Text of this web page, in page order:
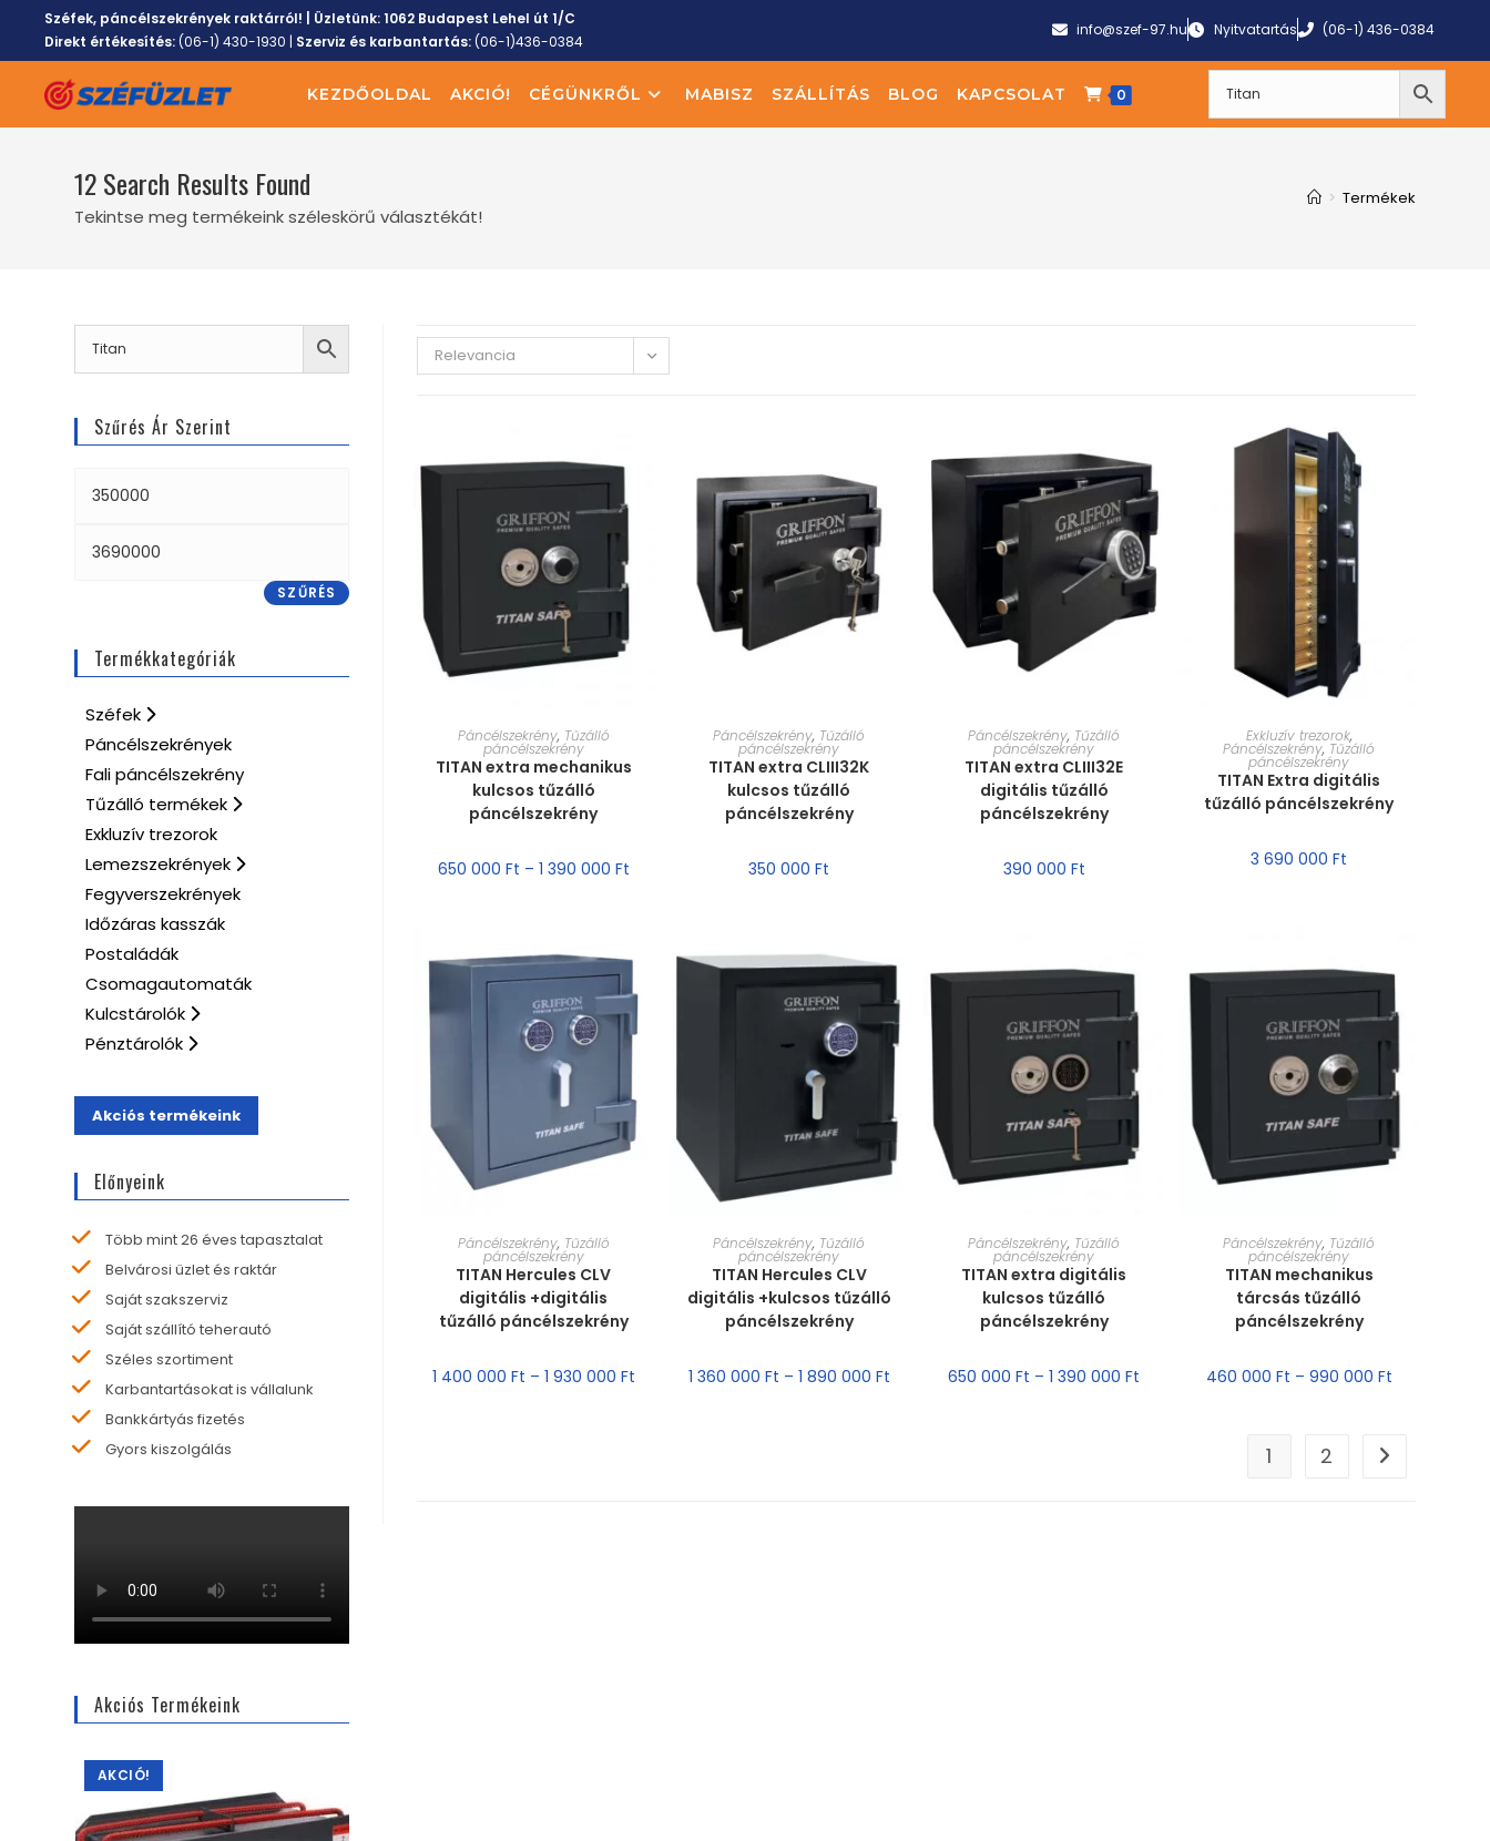
Széfek, páncélszekrények raktárról! | Üzletünk:1062 Budapest Lehel út 1/C
Direkt értékesítés:(06-1) 430-1930 | Szerviz és karbantartás:(06-1)436-0384
info@szef-97.hu Nyitvatartás (06-1) 436-0384
KEZDŐOLDAL AKCIÓ! CÉGÜNKRŐL MABISZ SZÁLLÍTÁS BLOG KAPCSOLAT 0
12Search Results Found
Tekintse meg termékeink széleskörű választékát!
> Termékek
Relevancia
MÉRET VÁLASZTÁSA
Páncélszekrény, Tűzálló
páncélszekrény
TITAN extra mechanikus
kulcsos tűzálló
páncélszekrény
650 000 Ft – 1 390 000 Ft
MÉRET VÁLASZTÁSA
Páncélszekrény, Tűzálló
páncélszekrény
TITAN extra CLIII32K
kulcsos tűzálló
páncélszekrény
350 000Ft
MÉRET VÁLASZTÁSA
Páncélszekrény, Tűzálló
páncélszekrény
TITAN extra CLIII32E
digitális tűzálló
páncélszekrény
390 000 Ft
MÉRET VÁLASZTÁSA
Exkluzív trezorok,
Páncélszekrény, Tűzálló
páncélszekrény
TITAN Extra digitális
tűzálló páncélszekrény
3 690 000Ft
MÉRET VÁLASZTÁSA
Páncélszekrény, Tűzálló
páncélszekrény
TITAN Hercules CLV
digitális +digitális
tűzálló páncélszekrény
1 400 000 Ft – 1 930 000 Ft
MÉRET VÁLASZTÁSA
Páncélszekrény, Tűzálló
páncélszekrény
TITAN Hercules CLV
digitális +kulcsos tűzálló
páncélszekrény
1 360 000 Ft – 1 890 000 Ft
MÉRET VÁLASZTÁSA
Páncélszekrény, Tűzálló
páncélszekrény
TITAN extra digitális
kulcsos tűzálló
páncélszekrény
650 000Ft –1 390 000Ft
MÉRET VÁLASZTÁSA
Páncélszekrény, Tűzálló
páncélszekrény
TITAN mechanikus
tárcsás tűzálló
páncélszekrény
460 000 Ft – 990 000 Ft
1 2
Szűrés Ár Szerint
SZŰRÉS
Termékkategóriák
Széfek
Páncélszekrények
Fali páncélszekrény
Tűzálló termékek
Exkluzív trezorok
Lemezszekrények
Fegyverszekrények
Időzáras kasszák
Postaládák
Csomagautomaták
Kulcstárolók
Pénztárolók
Akciós termékeink
Előnyeink
Több mint 26 éves tapasztalat
Belvárosi üzlet és raktár
Saját szakszerviz
Saját szállító teherautó
Széles szortiment
Karbantartásokat is vállalunk
Bankkártyás fizetés
Gyors kiszolgálás
Akciós Termékeink
AKCIÓ!